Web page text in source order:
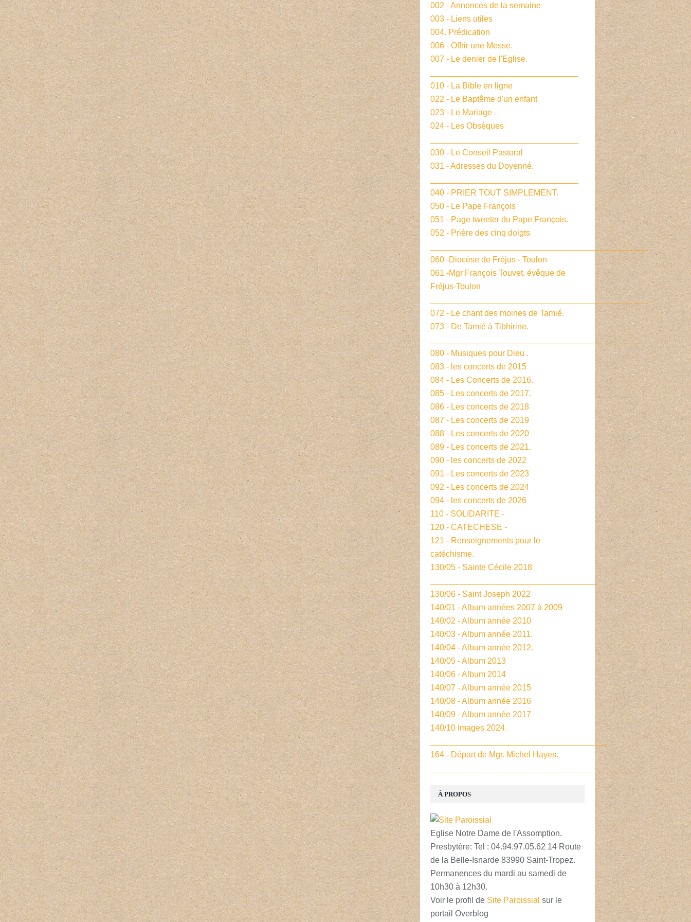
À PROPOS
Eglise Notre Dame de l'Assomption.
Presbytère: Tel : 04.94.97.05.62 14 Route
de la Belle-Isnarde 83990 Saint-Tropez.
Permanences du mardi au samedi de
10h30 à 12h30.
Voir le profil de Site Paroissial sur le
portail Overblog
002 - Annonces de la semaine
003 - Liens utiles
004. Prédication
006 - Offrir une Messe.
007 - Le denier de l'Eglise.
010 - La Bible en ligne
022 - Le Baptême d'un enfant
023 - Le Mariage -
024 - Les Obsèques
030 - Le Conseil Pastoral
031 - Adresses du Doyenné.
040 - PRIER TOUT SIMPLEMENT.
050 - Le Pape François
051 - Page tweeter du Pape François.
052 - Prière des cinq doigts
_______________________________________________
060 -Diocèse de Fréjus - Toulon
061 -Mgr François Touvet, évêque de
Fréjus-Toulon
_______________________________________________
072 - Le chant des moines de Tamié.
073 - De Tamié à Tibhirine.
______________________________________________
080 - Musiques pour Dieu .
083 - les concerts de 2015
084 - Les Concerts de 2016.
085 - Les concerts de 2017.
086 - Les concerts de 2018
087 - Les concerts de 2019
088 - Les concerts de 2020
089 - Les concerts de 2021.
090 - les concerts de 2022
091 - Les concerts de 2023
092 - Les concerts de 2024
094 - les concerts de 2026
110 - SOLIDARITE -
120 - CATECHESE -
121 - Renseignements pour le
catéchisme.
130/05 - Sainte Cécile 2018
____________________________________
130/06 - Saint Joseph 2022
140/01 - Album années 2007 à 2009
140/02 - Album année 2010
140/03 - Album année 2011.
140/04 - Album année 2012.
140/05 - Album 2013
140/06 - Album 2014
140/07 - Album année 2015
140/08 - Album année 2016
140/09 - Album année 2017
140/10 Images 2024.
______________________________________
164 - Départ de Mgr. Michel Hayes.
__________________________________________